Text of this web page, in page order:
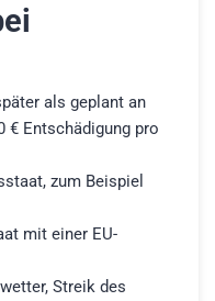
als geplant an
€ Entschädigung pro
zum Beispiel
mit einer EU-
Streik des